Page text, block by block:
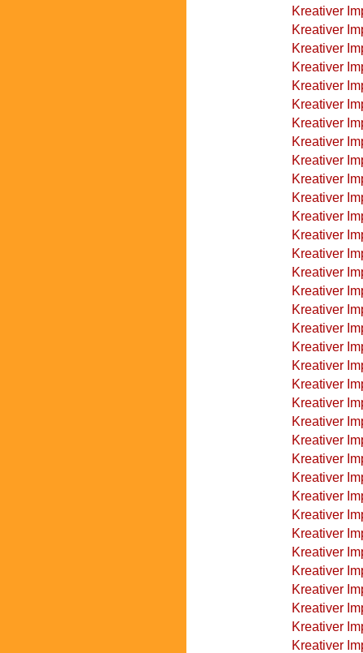
Kreativer
Kreativer
Kreativer
Kreativer
Kreativer
Kreativer
Kreativer
Kreativer
Kreativer
Kreativer
Kreativer
Kreativer
Kreativer
Kreativer
Kreativer
Kreativer
Kreativer
Kreativer
Kreativer
Kreativer
Kreativer
Kreativer
Kreativer
Kreativer
Kreativer
Kreativer
Kreativer
Kreativer
Kreativer
Kreativer
Kreativer
Kreativer
Kreativer
Kreativer
Kreativer